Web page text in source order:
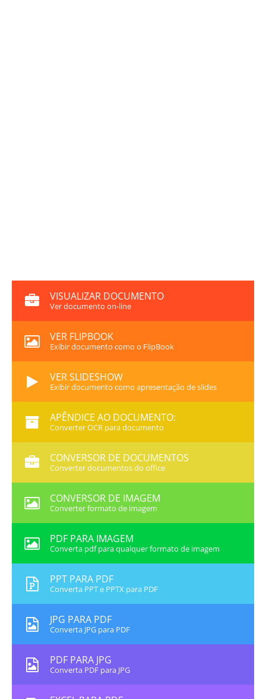
VISUALIZAR DOCUMENTO
Ver documento on-line
VER FLIPBOOK
Exibir documento como o FlipBook
VER SLIDESHOW
Exibir documento como apresentação de slides
APÊNDICE AO DOCUMENTO:
Converter OCR para documento
CONVERSOR DE DOCUMENTOS
Converter documentos do office
CONVERSOR DE IMAGEM
Converter formato de imagem
PDF PARA IMAGEM
Converta pdf para qualquer formato de imagem
PPT PARA PDF
Converta PPT e PPTX para PDF
JPG PARA PDF
Converta JPG para PDF
PDF PARA JPG
Converta PDF para JPG